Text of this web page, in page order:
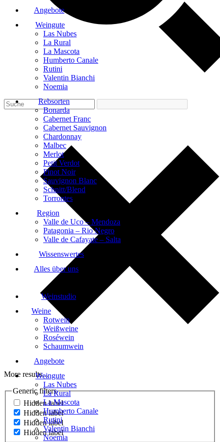
More results...
Generic filters
Hidden label
Hidden label
Hidden label
Hidden label
Angebote
Weingute
Las Nubes
La Rural
La Mascota
Humberto Canale
Rutini
Valentin Bianchi
Noemia
Rebsorten
Bonarda
Cabernet Franc
Cabernet Sauvignon
Chardonnay
Malbec
Merlot
Petit Verdot
Pinot Noir
Sauvignon Blanc
Schnitt/Blend
Torrontes
Region
Valle de Uco – Mendoza
Patagonia – Rio Negro
Valle de Cafayate – Salta
Wissenswertes
Alles über uns
Weinstudio
Weine
Rotwein
Weißweine
Roséwein
Schaumwein
Angebote
Weingute
Las Nubes
La Rural
La Mascota
Humberto Canale
Rutini
Valentin Bianchi
Noemia